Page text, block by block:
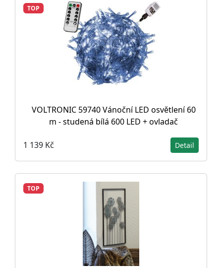
TOP
VOLTRONIC 59740 Vánoční LED osvětlení 60
m - studená bílá 600 LED + ovladač
1 139 Kč Detail
TOP